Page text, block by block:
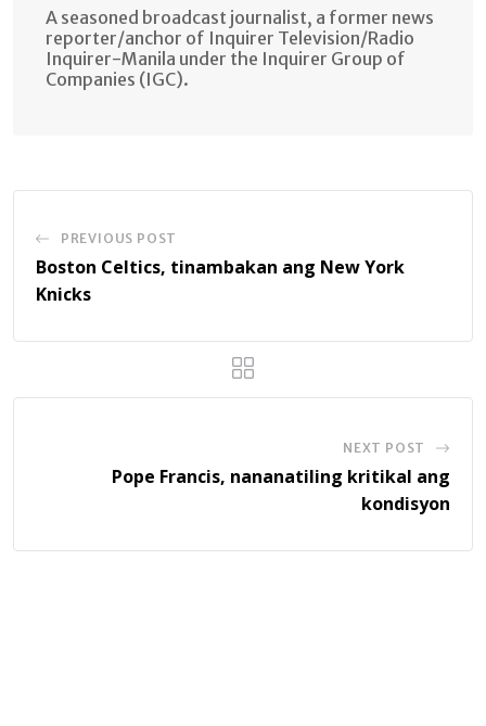
A seasoned broadcast journalist, a former news
reporter/anchor of Inquirer Television/Radio
Inquirer-Manila under the Inquirer Group of
Companies (IGC).
PREVIOUS POST
Boston Celtics, tinambakan ang New York
Knicks
NEXT POST
Pope Francis, nananatiling kritikal ang
kondisyon